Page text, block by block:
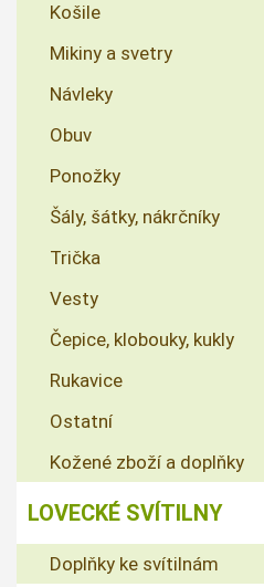
Košile
Mikiny a svetry
Návleky
Obuv
Ponožky
Šály, šátky, nákrčníky
Trička
Vesty
Čepice, klobouky, kukly
Rukavice
Ostatní
Kožené zboží a doplňky
LOVECKÉ SVÍTILNY
Doplňky ke svítilnám